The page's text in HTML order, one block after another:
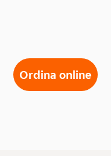
Ordina online